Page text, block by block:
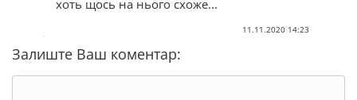
хоть щось на нього схоже...
11.11.2020 14:23
Залиште Ваш коментар: